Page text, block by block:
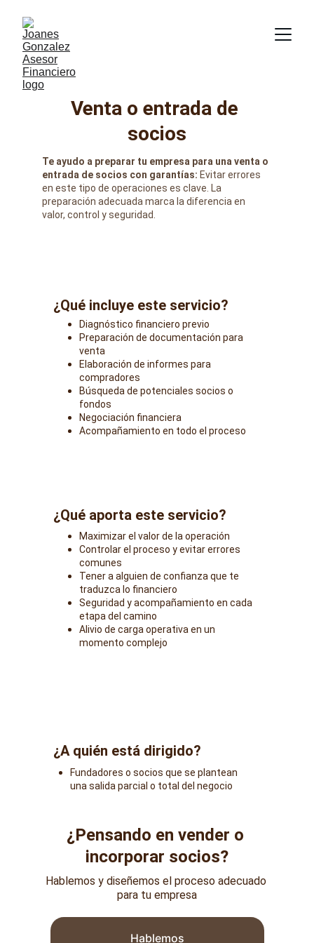
Venta o entrada de
socios
Te ayudo a preparar tu empresa para una venta o
entrada de socios con garantías: Evitar errores
en este tipo de operaciones es clave. La
preparación adecuada marca la diferencia en
valor, control y seguridad.
Diagnóstico financiero previo
Preparación de documentación para
venta
Elaboración de informes para
compradores
Búsqueda de potenciales socios o
fondos
Negociación financiera
Acompañamiento en todo el proceso
¿Qué incluye este servicio?
Maximizar el valor de la operación
Controlar el proceso y evitar errores
comunes
Tener a alguien de confianza que te
traduzca lo financiero
Seguridad y acompañamiento en cada
etapa del camino
Alivio de carga operativa en un
momento complejo
¿Qué aporta este servicio?
¿A quién está dirigido?
Fundadores o socios que se plantean
una salida parcial o total del negocio
¿Pensando en vender o
incorporar socios?
Hablemos y diseñemos el proceso adecuado
para tu empresa
Hablemos